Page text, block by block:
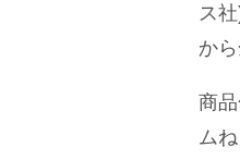
ス
か
商
ム